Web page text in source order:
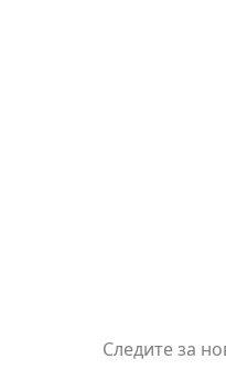
Следите за